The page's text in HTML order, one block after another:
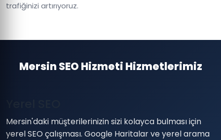
trafiğinizi artırıyoruz.
Mersin SEO Hizmeti Hizmetlerimiz
Mersin'daki müşterilerinizin sizi kolayca bulması için
yerel SEO çalışması. Google Haritalar ve yerel arama